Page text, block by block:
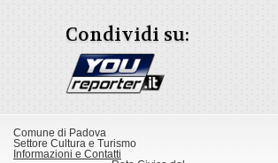
Condividi su:
Comune di Padova
Settore Cultura e Turismo
Informazioni e Contatti